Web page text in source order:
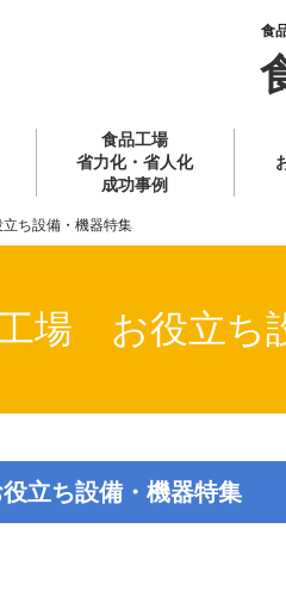
食
食品工場
省力化・省人化
成功事例
ち設備・機器特集
場 お役立ち
立ち設備・機器特集